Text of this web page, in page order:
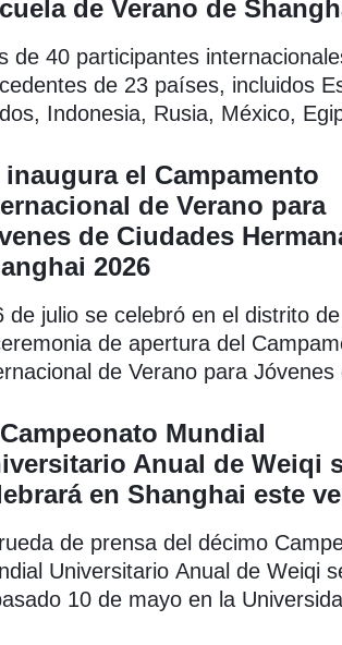
de Verano de
de 40 participantes
de 23 países, incluidos
Indonesia, Rusia, México,
de cuatro semanas sobre la
china (MTC).
inaugura el Campamento
de Verano para
de Ciudades
2026
de julio se celebró en el distrito
de apertura del
de Verano para Jóvenes
Mundial
Anual de Weiqi
en Shanghai este
de prensa del décimo
Universitario Anual de Weiqi
10 de mayo en la